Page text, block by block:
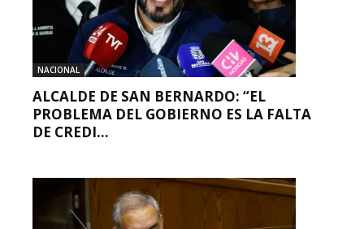
NACIONAL
ALCALDE DE SAN BERNARDO: “EL
PROBLEMA DEL GOBIERNO ES LA FALTA
DE CREDI...